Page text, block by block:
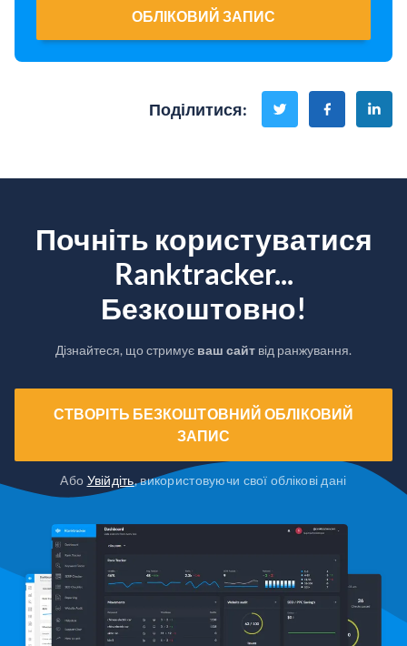
ОБЛІКОВИЙ ЗАПИС
Поділитися:
Почніть користуватися
Ranktracker...
Безкоштовно!
Дізнайтеся, що стримує ваш сайт від ранжування.
СТВОРІТЬ БЕЗКОШТОВНИЙ ОБЛІКОВИЙ
ЗАПИС
Або Увійдіть, використовуючи свої облікові дані